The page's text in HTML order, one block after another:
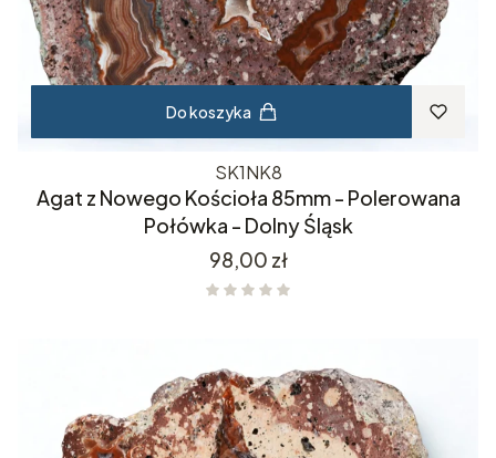
Do koszyka
SK1NK8
Agat z Nowego Kościoła 85mm - Polerowana
Połówka - Dolny Śląsk
Cena
98,00 zł